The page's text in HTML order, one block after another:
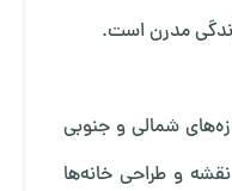
مدرن است.
شمالی و جنوبی
و طراحی خانه‌ها